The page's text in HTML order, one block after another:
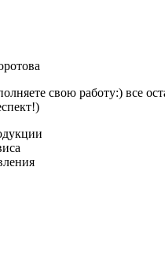
свою работу:) все